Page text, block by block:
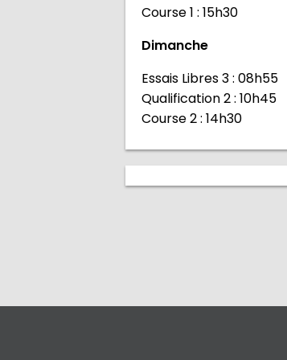
Course 1 : 15h30
Dimanche
Essais Libres 3 : 08h55
Qualification 2 : 10h45
Course 2 : 14h30